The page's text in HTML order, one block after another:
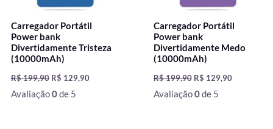
Carregador Portátil
Power bank
Divertidamente Tristeza
(10000mAh)
R$199,90 R$ 129,90
Avaliação0de 5
Carregador Portátil
Power bank
Divertidamente Medo
(10000mAh)
R$199,90 R$ 129,90
Avaliação0de 5